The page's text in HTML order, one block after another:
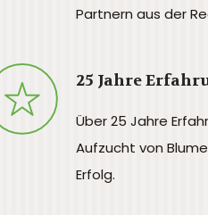
Partnern aus der
25 Jahre
Über 25 Jahre
Aufzucht von
Erfolg.